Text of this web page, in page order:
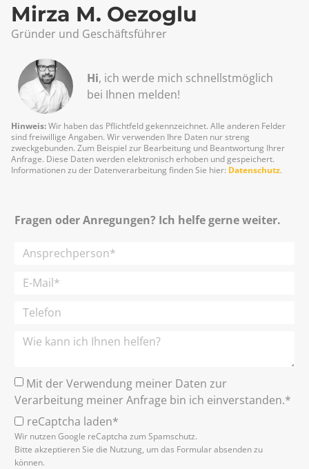
Mirza M. Oezoglu
Gründer und Geschäftsführer
Hi, ich werde mich schnellst­möglich
bei Ihnen melden!
Hinweis:Wir haben das Pflichtfeld gekennzeichnet. Alle anderen Felder
sind freiwillige Angaben. Wir verwenden Ihre Daten nur streng
zweckgebunden. Zum Beispiel zur Bearbeitung und Beantwortung Ihrer
Anfrage. Diese Daten werden elektronisch erhoben und gespeichert.
Informationen zu der Datenverarbeitung finden Sie hier: Datenschutz.
Fragen oder Anregungen? Ich helfe gerne weiter.
Mit der Verwendung meiner Daten zur
Verarbeitung meiner Anfrage bin ich einverstanden.*
reCaptcha laden*
Wir nutzen Google reCaptcha zum Spamschutz.
Bitte akzeptieren Sie die Nutzung, um das Formular absenden zu
können.